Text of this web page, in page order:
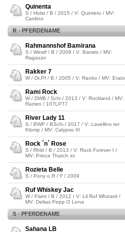
Quinenta
S / Holst / B / 2015 / V: Quintero / MV:
Cardino
R - PFERDENAME
Rahmannshof Bamirana
S / Westf / B / 2009 / V: Bamiro / MV:
Ragazzo
Rakker 7
W / Dt.Pf / B / 2005 / V: Ranko / MV: Erato
Rami Rock
W / DWB / Schi / 2013 / V: Rockland / MV:
Ramiro / 107LP77
River Lady 11
S / BWP / BSchi / 2017 / V: Lavellino ter
Klomp / MV: Calypso III
Rock ´n´ Rose
S / Rhld / B / 2013 / V: Rock Forever I /
MV: Prince Thatch xx
Rozieta Belle
S / Pony o.R / F / 2009
Ruf Whiskey Jac
W / Paint / B / 2012 / V: Lil Ruf Whizard /
MV: Deltas Pepp O Lena
S - PFERDENAME
Sahana LB